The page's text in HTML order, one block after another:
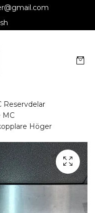
Reservdelar
MC
Höger